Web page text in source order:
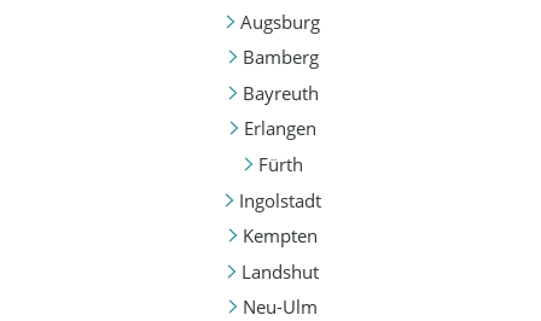
Augsburg
Bamberg
Bayreuth
Erlangen
Fürth
Ingolstadt
Kempten
Landshut
Neu-Ulm